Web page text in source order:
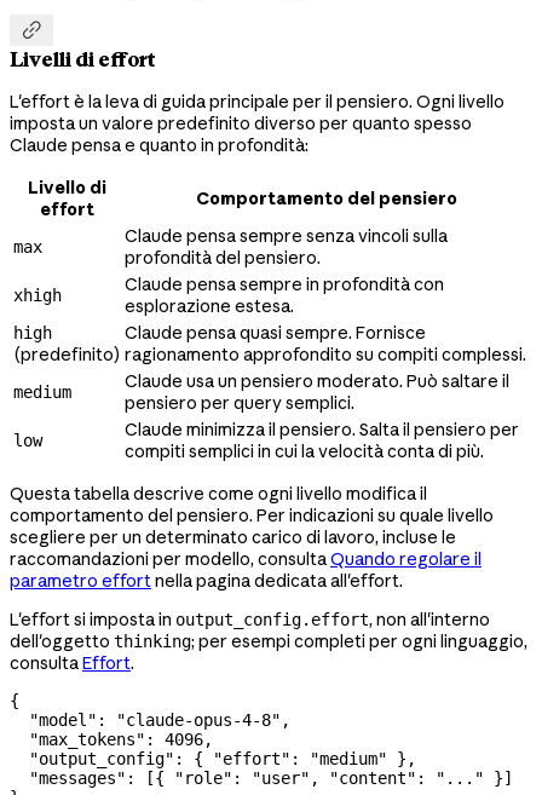

Livelli di effort
L'effort è la leva di guida principale per il pensiero. Ogni livello
imposta un valore predefinito diverso per quanto spesso
Claude pensa e quanto in profondità:
Livello di
effort
Comportamento del pensiero
max
Claude pensa sempre senza vincoli sulla
profondità del pensiero.
xhigh
Claude pensa sempre in profondità con
esplorazione estesa.
high
(predefinito)
Claude pensa quasi sempre. Fornisce
ragionamento approfondito su compiti complessi.
medium
Claude usa un pensiero moderato. Può saltare il
pensiero per query semplici.
low
Claude minimizza il pensiero. Salta il pensiero per
compiti semplici in cui la velocità conta di più.
Questa tabella descrive come ogni livello modifica il
comportamento del pensiero. Per indicazioni su quale livello
scegliere per un determinato carico di lavoro, incluse le
raccomandazioni per modello, consultaQuando regolare il
parametro effortnella pagina dedicata all'effort.
L'effort si imposta in output_config.effort, non all'interno
dell'oggetto thinking; per esempi completi per ogni linguaggio,
consultaEffort.
{
  "model"
: "claude-opus-4-8" ,
  "max_tokens"
: 4096,
  "output_config"
: { "effort" : "medium" },
  "messages"
: [{ "role" : "user" , "content" : "..." }]